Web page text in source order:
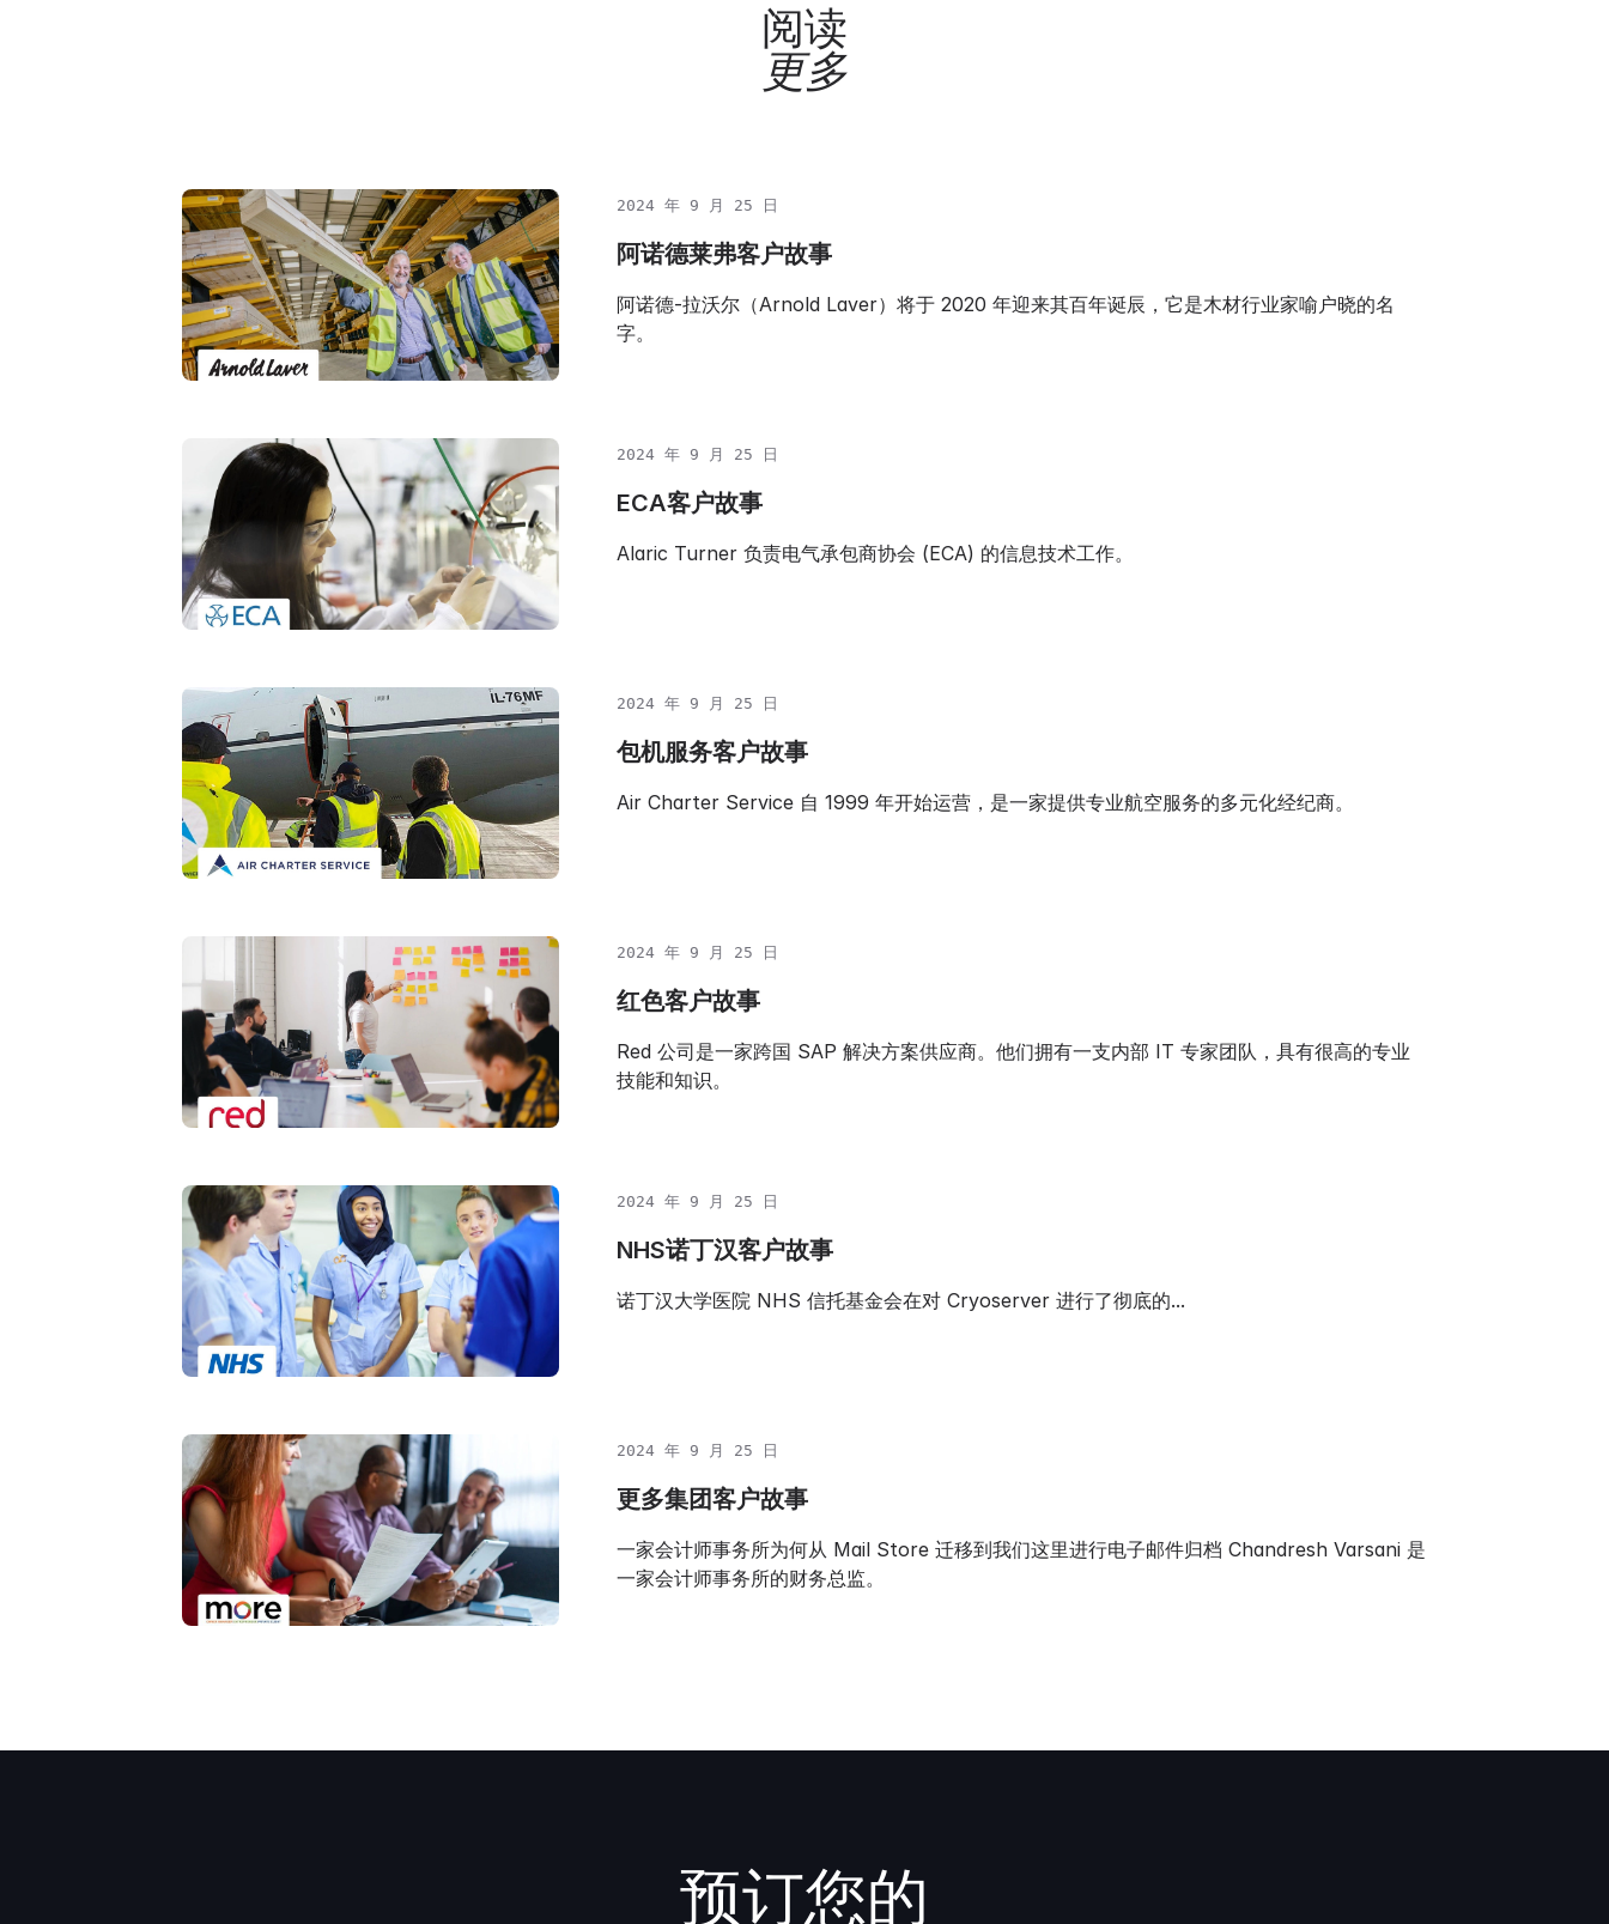
阅读
更多
2024 年 9 月 25 日
阿诺德莱弗客户故事
阿诺德-拉沃尔（Arnold Laver）将于 2020 年迎来其百年诞辰，它是木材行业家喻户晓的名
字。
2024 年 9 月 25 日
ECA客户故事
Alaric Turner 负责电气承包商协会 (ECA) 的信息技术工作。
2024 年 9 月 25 日
包机服务客户故事
Air Charter Service 自 1999 年开始运营，是一家提供专业航空服务的多元化经纪商。
2024 年 9 月 25 日
红色客户故事
Red 公司是一家跨国 SAP 解决方案供应商。他们拥有一支内部 IT 专家团队，具有很高的专业
技能和知识。
2024 年 9 月 25 日
NHS诺丁汉客户故事
诺丁汉大学医院 NHS 信托基金会在对 Cryoserver 进行了彻底的...
2024 年 9 月 25 日
更多集团客户故事
一家会计师事务所为何从 Mail Store 迁移到我们这里进行电子邮件归档 Chandresh Varsani 是
一家会计师事务所的财务总监。
预订您的